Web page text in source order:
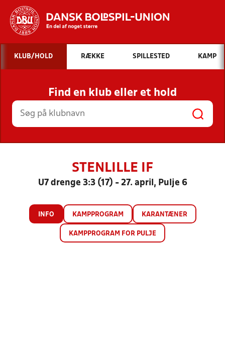
Hvad vil du søge efter?
INDHOLD OG NYHEDER
STILLINGER, RESULTATER, KLUBBER OG
HOLD
KLUB/HOLD RÆKKE SPILLESTED KAMP
Find en klub eller et hold
STENLILLE IF
U7 drenge 3:3 (17) - 27. april, Pulje 6
INFO KAMPPROGRAM KARANTÆNER
KAMPPROGRAM FOR PULJE